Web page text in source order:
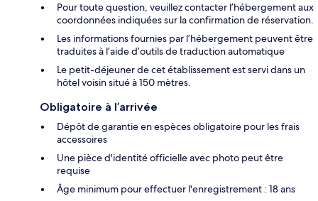
Pour toute question, veuillez contacter l’hébergement aux
coordonnées indiquées sur la confirmation de réservation.
Les informations fournies par l’hébergement peuvent être
traduites à l’aide d’outils de traduction automatique
Le petit-déjeuner de cet établissement est servi dans un
hôtel voisin situé à 150 mètres.
Obligatoire à l’arrivée
Dépôt de garantie en espèces obligatoire pour les frais
accessoires
Une pièce d'identité officielle avec photo peut être
requise
Âge minimum pour effectuer l'enregistrement : 18 ans